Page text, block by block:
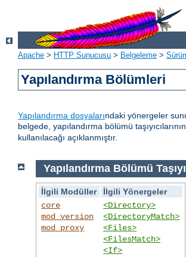
Apache > HTTP Sunucusu > Belgeleme >
Yapılandırma Bölümleri
Yapılandırma dosyalarındaki yönergeler
belgede, yapılandırma bölümü
kullanılacağı açıklanmıştır.
Yapılandırma Bölümü
İlgili Modüller
İlgili Yönergeler
core
mod_version
mod_proxy
<Directory>
<DirectoryMatch>
<Files>
<FilesMatch>
<If>